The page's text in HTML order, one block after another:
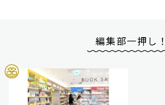
編集部一押し！